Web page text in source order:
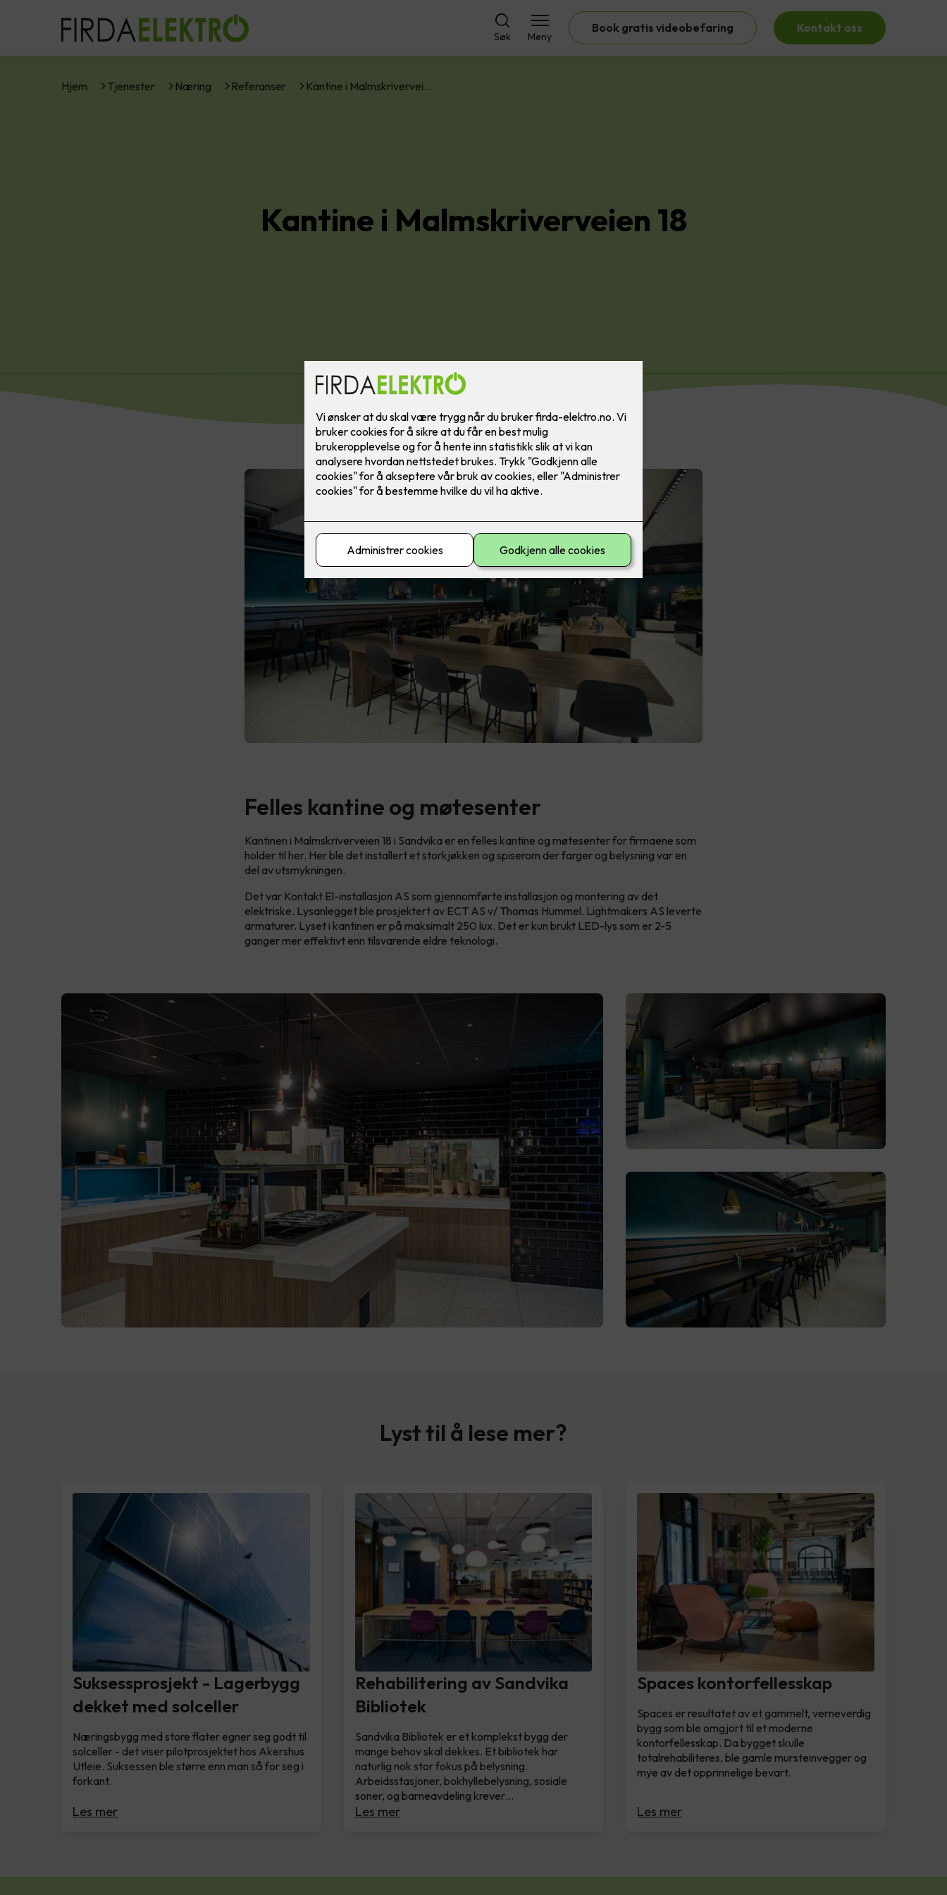
Søk Meny
Book gratis videobefaring Kontakt oss
Hjem Tjenester Næring Referanser Kantine i Malmskrivervei…
Kantine i Malmskriverveien 18
Felles kantine og møtesenter
Kantinen i Malmskriverveien 18 i Sandvika er en felles kantine og møtesenter for firmaene som
holder til her. Her ble det installert et storkjøkken og spiserom der farger og belysning var en
del av utsmykningen.
Det var Kontakt El-installasjon AS som gjennomførte installasjon og montering av det
elektriske. Lysanlegget ble prosjektert av ECT AS v/ Thomas Hummel. Lightmakers AS leverte
armaturer. Lyset i kantinen er på maksimalt 250 lux. Det er kun brukt LED-lys som er 2-5
ganger mer effektivt enn tilsvarende eldre teknologi.
Lyst til å lese mer?
Suksessprosjekt - Lagerbygg
dekket med solceller
Næringsbygg med store flater egner seg godt til
solceller - det viser pilotprosjektet hos Akershus
Utleie. Suksessen ble større enn man så for seg i
forkant.
Les mer
Rehabilitering av Sandvika
Bibliotek
Sandvika Bibliotek er et komplekst bygg der
mange behov skal dekkes. Et bibliotek har
naturlig nok stor fokus på belysning.
Arbeidsstasjoner, bokhyllebelysning, sosiale
soner, og barneavdeling krever…
Les mer
Spaces kontorfellesskap
Spaces er resultatet av et gammelt, verneverdig
bygg som ble omgjort til et moderne
kontorfellesskap. Da bygget skulle
totalrehabiliteres, ble gamle mursteinvegger og
mye av det opprinnelige bevart.
Les mer